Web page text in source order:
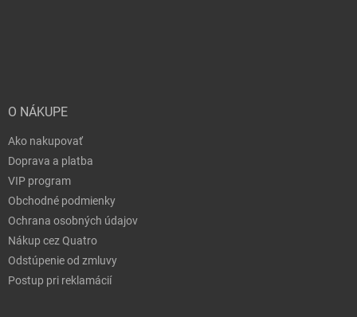
O NÁKUPE
Ako nakupovať
Doprava a platba
VIP program
Obchodné podmienky
Ochrana osobných údajov
Nákup cez Quatro
Odstúpenie od zmluvy
Postup pri reklamácií